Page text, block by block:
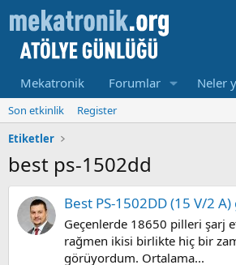
Mekatronik Forumlar Neler
Son etkinlik
Register
Etiketler
best ps-1502dd
Best PS-1502DD (15 V/2 A)
Geçenlerde 18650 pilleri şarj
rağmen ikisi birlikte hiç bir
görüyordum. Ortalama...